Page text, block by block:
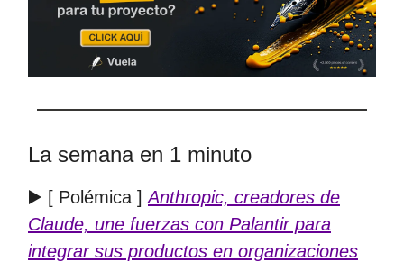
La semana en 1 minuto
▶️ [ Polémica ]Anthropic, creadores de
Claude, une fuerzas con Palantir para
integrar sus productos en organizaciones